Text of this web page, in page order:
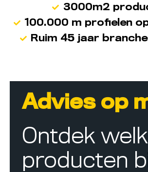
3000m2
100.000 m profielen
Ruim 45 jaar
Advies op
Ontdek
producten